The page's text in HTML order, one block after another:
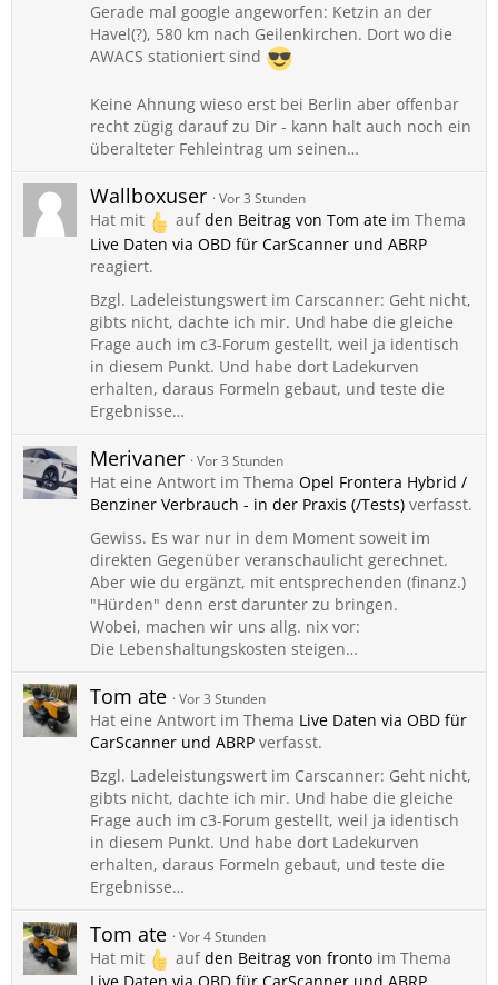
Gerade mal google angeworfen: Ketzin an der
Havel(?), 580 km nach Geilenkirchen. Dort wo die
AWACS stationiert sind
Keine Ahnung wieso erst bei Berlin aber offenbar
recht zügig darauf zu Dir - kann halt auch noch ein
überalteter Fehleintrag um seinen…
Wallboxuser Vor 3 Stunden
Hat mit aufden Beitrag von Tom ate im Thema
Live Daten via OBD für CarScanner und ABRP
reagiert.
Bzgl. Ladeleistungswert im Carscanner: Geht nicht,
gibts nicht, dachte ich mir. Und habe die gleiche
Frage auch im c3-Forum gestellt, weil ja identisch
in diesem Punkt. Und habe dort Ladekurven
erhalten, daraus Formeln gebaut, und teste die
Ergebnisse…
Merivaner Vor 3 Stunden
Hat eine Antwort im Thema Opel Frontera Hybrid /
Benziner Verbrauch - in der Praxis (/Tests) verfasst.
Gewiss. Es war nur in dem Moment soweit im
direkten Gegenüber veranschaulicht gerechnet.
Aber wie du ergänzt, mit entsprechenden (finanz.)
"Hürden" denn erst darunter zu bringen.
Wobei, machen wir uns allg. nix vor:
Die Lebenshaltungskosten steigen…
Tom ate Vor 3 Stunden
Hat eine Antwort im Thema Live Daten via OBD für
CarScanner und ABRP verfasst.
Bzgl. Ladeleistungswert im Carscanner: Geht nicht,
gibts nicht, dachte ich mir. Und habe die gleiche
Frage auch im c3-Forum gestellt, weil ja identisch
in diesem Punkt. Und habe dort Ladekurven
erhalten, daraus Formeln gebaut, und teste die
Ergebnisse…
Tom ate Vor 4 Stunden
Hat mit aufden Beitrag von fronto im Thema